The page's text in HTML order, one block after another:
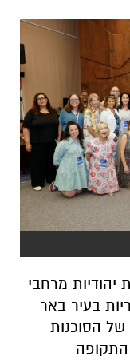
מרחבי
בעיר באר
הסוכנות
לקשר ההדוק
ישראל,
ההדדית.